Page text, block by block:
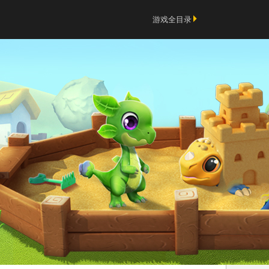
游戏全目录